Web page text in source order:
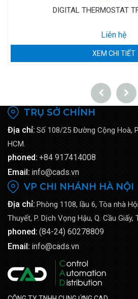
DIGITAL THERMOSTAT
Liên hệ
XEM CHI TIẾT
TRỤ SỞ CHÍNH
Địa chỉ: Số 108/25 Đường Cộng Hoà,
HCM.
phoned: +84 917414008
Email: info@cads.vn
VP CHI NHÁNH HÀ NỘI
Địa chỉ: Phòng 1108, lầu 6, Tòa nhà
Thuyết, P. Dịch Vọng Hậu, Q. Cầu Giấy,
phoned: (84-24) 60278809
Email: info@cads.vn